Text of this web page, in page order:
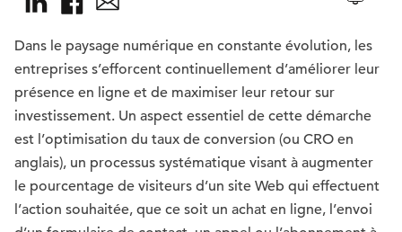
Dans le paysage numérique en constante évolution, les
entreprises s’efforcent continuellement d’améliorer leur
présence en ligne et de maximiser leur retour sur
investissement. Un aspect essentiel de cette démarche
est l’optimisation du taux de conversion (ou CRO en
anglais), un processus systématique visant à augmenter
le pourcentage de visiteurs d’un site Web qui effectuent
l’action souhaitée, que ce soit un achat en ligne, l’envoi